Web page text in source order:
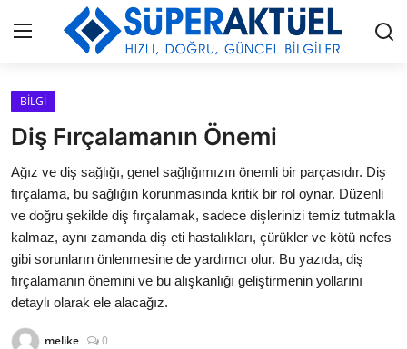
İLETİŞİM
HAKKIMIZDA
KÜNYE
MODA
İŞ BİRLİĞİ
BİLGİ
Diş Fırçalamanın Önemi
Ağız ve diş sağlığı, genel sağlığımızın önemli bir parçasıdır. Diş
fırçalama, bu sağlığın korunmasında kritik bir rol oynar. Düzenli
ve doğru şekilde diş fırçalamak, sadece dişlerinizi temiz tutmakla
kalmaz, aynı zamanda diş eti hastalıkları, çürükler ve kötü nefes
gibi sorunların önlenmesine de yardımcı olur. Bu yazıda, diş
fırçalamanın önemini ve bu alışkanlığı geliştirmenin yollarını
detaylı olarak ele alacağız.
melike 0